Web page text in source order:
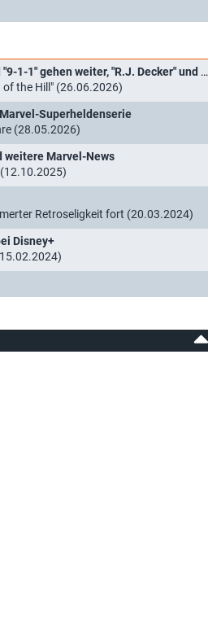
Disney+- und Hulu-Highlights im Juli: "Grey's Anatomy" und "9-1-1" gehen weiter, "R.J. Decker" und "Furious" starten
of the Hill" (26.06.2026)
Superheldenserie
(28.05.2026)
weitere Marvel-News
(12.10.2025)
Retroseligkeit fort (20.03.2024)
Disney+